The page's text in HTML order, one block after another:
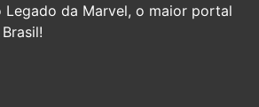
Legado da Marvel, o maior portal